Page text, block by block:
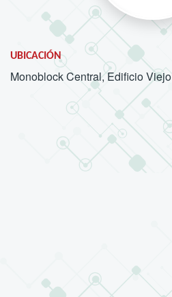
UBICACIÓN
Monoblock Central, Edificio Viejo